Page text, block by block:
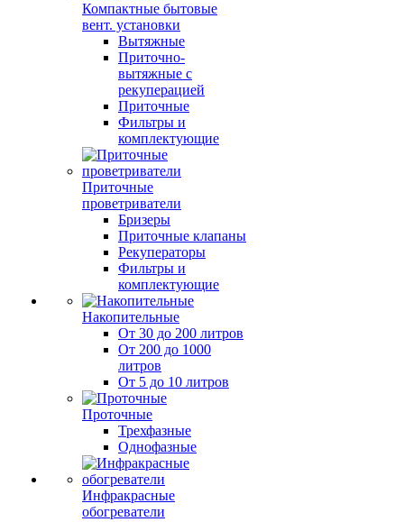
Компактные бытовые
вент. установки
Вытяжные
Приточно-
вытяжные с
рекуперацией
Приточные
Фильтры и
комплектующие
Приточные
проветриватели
Бризеры
Приточные клапаны
Рекуператоры
Фильтры и
комплектующие
Накопительные
От 30 до 200 литров
От 200 до 1000
литров
От 5 до 10 литров
Проточные
Трехфазные
Однофазные
Инфракрасные
обогреватели